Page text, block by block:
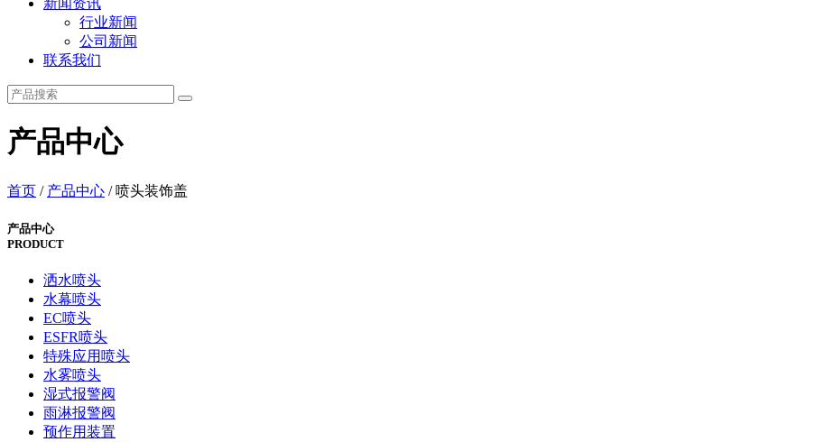
新闻资讯
行业新闻
公司新闻
联系我们
产品中心
首页 / 产品中心 / 喷头装饰盖
产品中心
PRODUCT
洒水喷头
水幕喷头
EC喷头
ESFR喷头
特殊应用喷头
水雾喷头
湿式报警阀
雨淋报警阀
预作用装置